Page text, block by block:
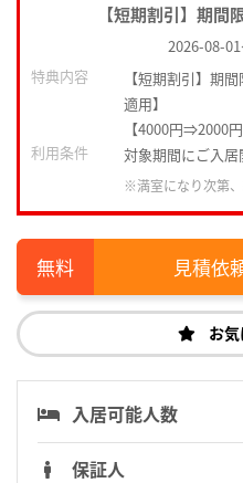
【短期割引】期間
2026-08-01
特典内容
【短期割引】期
適用】
【4000円⇒2000
利用条件
対象期間にご入居
※満室になり次第、
見積依
お
入居可能人数
保証人